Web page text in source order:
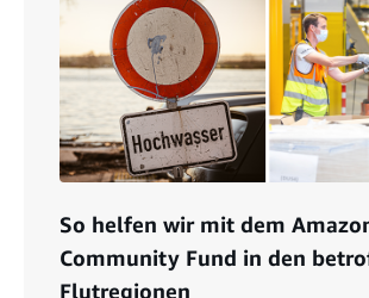
So helfen wir mit dem
Community Fund in den
Flutregionen